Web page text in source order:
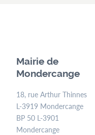
Mairie de
Mondercange
18, rue Arthur Thinnes
L-3919 Mondercange
BP 50 L-3901
Mondercange